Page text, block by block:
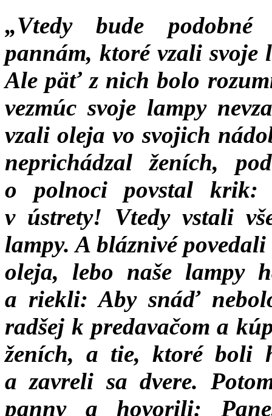
„Vtedy bude podobné
pannám, ktoré vzali svoje
Ale päť z nich bolo
vezmúc svoje lampy
vzali oleja vo svojich
neprichádzal ženích,
o polnoci povstal
v ústrety! Vtedy vstali
lampy. A bláznivé
oleja, lebo naše lampy
a riekli: Aby snáď
radšej k predavačom a
ženích, a tie, ktoré boli
a zavreli sa dvere.
panny a hovorili: